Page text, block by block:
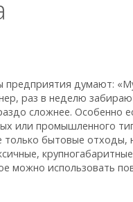
предприятия думают:
раз в неделю
сложнее. Особенно
или промышленного
только бытовые отходы,
можно использовать